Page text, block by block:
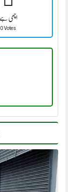
اچھی ہے
0 Votes